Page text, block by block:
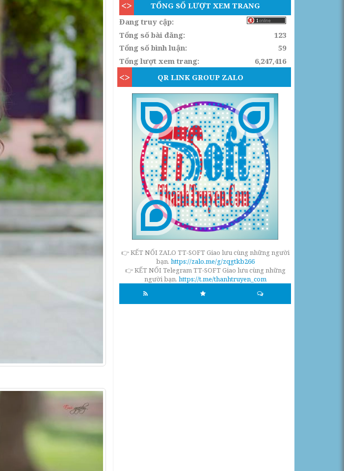
TỔNG SỐ LƯỢT XEM TRANG
Đang truy cập:
Tổng số bài đăng:
123
Tổng số bình luận:
59
Tổng lượt xem trang:
6,247,416
QR LINK GROUP ZALO
👉 KẾT NỐI ZALO TT-SOFT Giao lưu cùng những người
bạn. https://zalo.me/g/zqgtkb266
👉 KẾT NỐI Telegram TT-SOFT Giao lưu cùng những
người bạn. https://t.me/thanhtruyen_com